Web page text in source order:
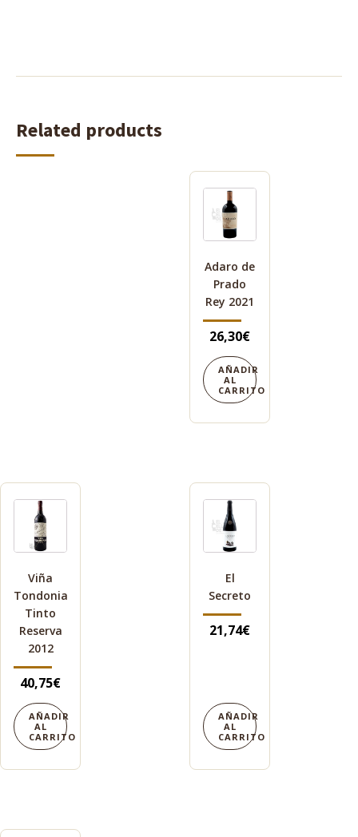
Related products
Adaro de
Prado
Rey 2021
26,30€
AÑADIR
AL
CARRITO
Viña
Tondonia
Tinto
Reserva
2012
40,75€
AÑADIR
AL
CARRITO
El
Secreto
21,74€
AÑADIR
AL
CARRITO